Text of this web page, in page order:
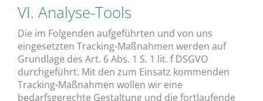
VI. Analyse-Tools
Die im Folgenden aufgeführten und von uns
eingesetzten Tracking-Maßnahmen werden auf
Grundlage des Art. 6 Abs. 1 S. 1 lit. f DSGVO
durchgeführt. Mit den zum Einsatz kommenden
Tracking-Maßnahmen wollen wir eine
bedarfsgerechte Gestaltung und die fortlaufende